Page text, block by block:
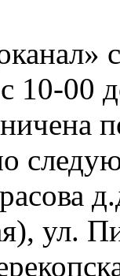
10-00
ул.